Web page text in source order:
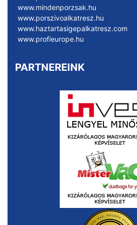
www.mindenporzsak.hu
www.porszivoalkatresz.hu
www.haztartasigepalkatresz.com
www.profieurope.hu
PARTNEREINK